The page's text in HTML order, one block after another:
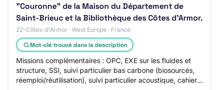
"Couronne" de la Maison du Département de
Saint-Brieuc et la Bibliothèque des Côtes d'Armor.
22-Côtes-d'Armor · West Europe · France
Mot-clé trouvé dans la description
Missions complémentaires : OPC, EXE sur les fluides et
structure, SSI, suivi particulier bas carbone (biosourcés,
réemploi/réutilisation), suivi particulier acoustique, cahier